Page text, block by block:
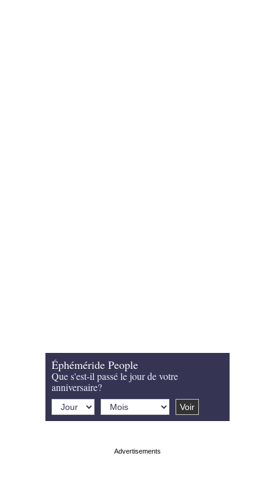
Éphéméride People
Que s'est-il passé le jour de votre
anniversaire?